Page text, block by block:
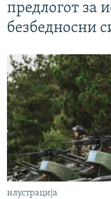
предлогот за
безбедносни
илустрација